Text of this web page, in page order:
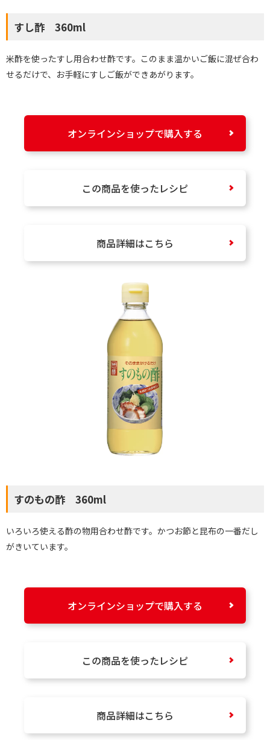
すし酢 360ml
米酢を使ったすし用合わせ酢です。このまま温かいご飯に混ぜ合わ
せるだけで、お手軽にすしご飯ができあがります。
オンラインショップで購入する
この商品を使ったレシピ
商品詳細はこちら
すのもの酢 360ml
いろいろ使える酢の物用合わせ酢です。かつお節と昆布の一番だし
がきいています。
オンラインショップで購入する
この商品を使ったレシピ
商品詳細はこちら